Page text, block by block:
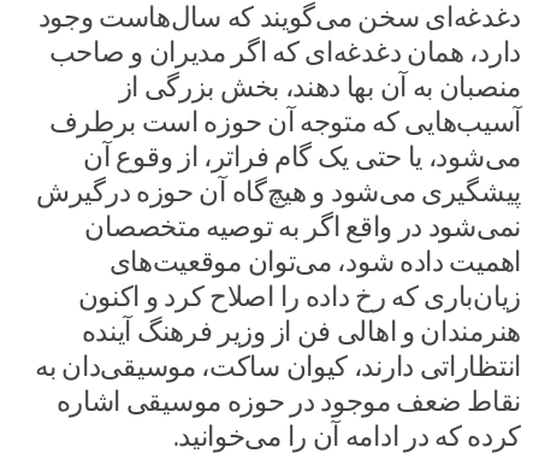
دغدغه‌ای سخن می‌گویند که سال‌هاست وجود
دارد، همان دغدغه‌ای که اگر مدیران و صاحب
منصبان به آن بها دهند، بخش بزرگی از
آسیب‌هایی که متوجه آن حوزه است برطرف
می‌شود، یا حتی یک گام فراتر، از وقوع آن
پیشگیری می‌شود و هیچ‌گاه آن حوزه درگیرش
نمی‌شود در واقع اگر به توصیه متخصصان
اهمیت داده شود، می‌توان موقعیت‌های
زیان‌باری که رخ داده را اصلاح کرد و اکنون
هنرمندان و اهالی فن از وزیر فرهنگ آینده
انتظاراتی دارند، کیوان ساکت، موسیقی‌دان به
نقاط ضعف موجود در حوزه موسیقی اشاره
کرده که در ادامه آن را می‌خوانید.